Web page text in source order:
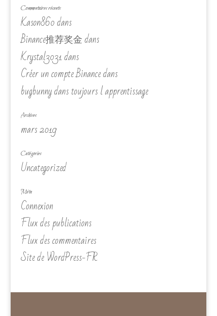
Commentaires récents
Kason860dans
Binance推荐奖金dans
Krystal3031dans
Créer un compte Binancedans
bugbunnydanstoujours l apprentissage
Archives
mars 2019
Catégories
Uncategorized
Méta
Connexion
Flux des publications
Flux des commentaires
Site de WordPress-FR